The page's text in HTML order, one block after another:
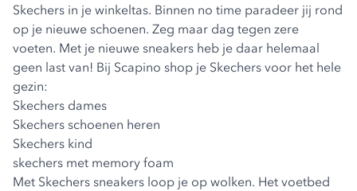
Skechers in je winkeltas. Binnen no time paradeer jij rond
op je nieuwe schoenen. Zeg maar dag tegen zere
voeten. Met je nieuwe sneakers heb je daar helemaal
geen last van! Bij Scapino shop je Skechers voor het hele
gezin:
Skechers dames
Skechers schoenen heren
Skechers kind
skechers met memory foam
Met Skechers sneakers loop je op wolken. Het voetbed